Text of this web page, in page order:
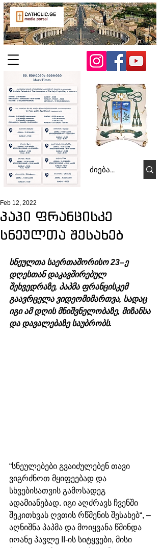
პაპი ფრანცისკე
სნეულთა შესახებ
Feb 12, 2022
სნეულთა საერთაშორისო 23–ე
დღესთან დაკავშირებულ
შეხვედრაზე, პაპმა ფრანცისკემ
გაავრცელა ვიდეომიმართვა, სადაც
იგი ამ დღის მნიშვნელობაზე, მიზანსა
და დავალებაზე საუბრობს.
“სნეულებები გვაიძულებენ თავი
ვიგრძნოთ მყიფეებად და
სხვებისათვის გამოსადეგ
ადამიანებად. იგი აღძრავს ჩვენში
შეკითხვას ღვთის რწმენის შესახებ“, –
აღნიშნა პაპმა და მოიყვანა წმინდა
იოანე პავლე II-ის სიტყვები, მისი